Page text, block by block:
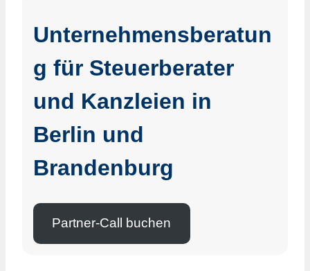
Unternehmensberatun
g für Steuerberater
und Kanzleien in
Berlin und
Brandenburg
Partner-Call buchen